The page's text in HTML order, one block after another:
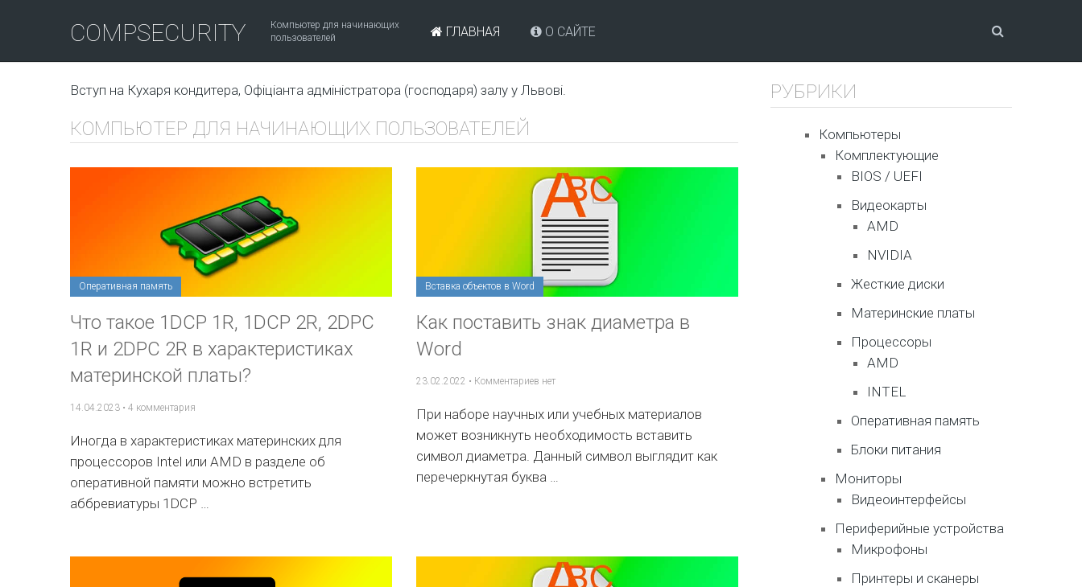
COMPSECURITY
Компьютер для начинающих
пользователей
ГЛАВНАЯ О САЙТЕ
Вступ на Кухаря кондитера, Офіціанта адміністратора (господаря) залу у Львові.
КОМПЬЮТЕР ДЛЯ НАЧИНАЮЩИХ ПОЛЬЗОВАТЕЛЕЙ
Что такое 1DCP 1R, 1DCP 2R, 2DPC
1R и 2DPC 2R в характеристиках
материнской платы?
Оперативная память
14.04.2023 • 4 комментария
Иногда в характеристиках материнских для
процессоров Intel или AMD в разделе об
оперативной памяти можно встретить
аббревиатуры 1DCP …
Как поставить знак диаметра в
Word
Вставка объектов в Word
23.02.2022 • Комментариев нет
При наборе научных или учебных материалов
может возникнуть необходимость вставить
символ диаметра. Данный символ выглядит как
перечеркнутая буква …
РУБРИКИ
Компьютеры
Комплектующие
BIOS / UEFI
Видеокарты
AMD
NVIDIA
Жесткие диски
Материнские платы
Процессоры
AMD
INTEL
Оперативная память
Блоки питания
Мониторы
Видеоинтерфейсы
Периферийные устройства
Микрофоны
Принтеры и сканеры